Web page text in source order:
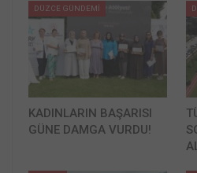
DÜZCE GÜNDEMİ
KADINLARIN BAŞARISI
GÜNE DAMGA VURDU!